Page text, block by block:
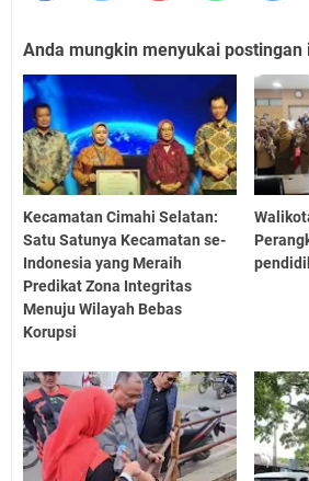
Anda mungkin menyukai postingan
Kecamatan Cimahi Selatan:
Satu Satunya Kecamatan se-
Indonesia yang Meraih
Predikat Zona Integritas
Menuju Wilayah Bebas
Korupsi